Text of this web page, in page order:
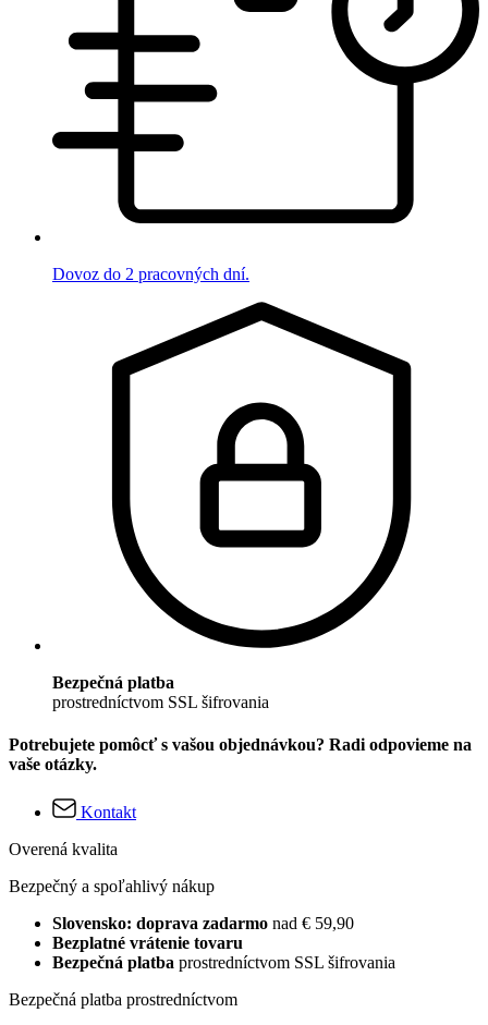
Dovoz do 2 pracovných dní.
Bezpečná platba
prostredníctvom SSL šifrovania
Potrebujete pomôcť s vašou objednávkou? Radi odpovieme na
vaše otázky.
Kontakt
Overená kvalita
Bezpečný a spoľahlivý nákup
Slovensko: doprava zadarmo nad € 59,90
Bezplatné vrátenie tovaru
Bezpečná platba prostredníctvom SSL šifrovania
Bezpečná platba prostredníctvom